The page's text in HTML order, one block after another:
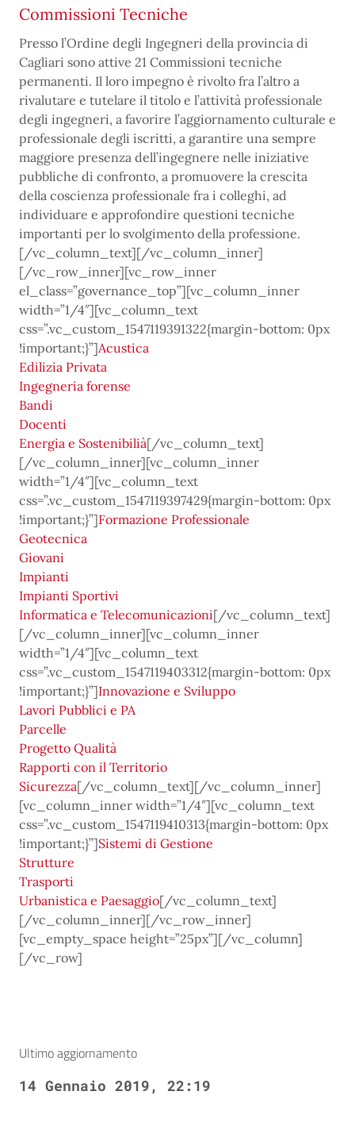
Commissioni Tecniche
Presso l’Ordine degli Ingegneri della provincia di
Cagliari sono attive 21 Commissioni tecniche
permanenti. Il loro impegno è rivolto fra l’altro a
rivalutare e tutelare il titolo e l’attività professionale
degli ingegneri, a favorire l’aggiornamento culturale e
professionale degli iscritti, a garantire una sempre
maggiore presenza dell’ingegnere nelle iniziative
pubbliche di confronto, a promuovere la crescita
della coscienza professionale fra i colleghi, ad
individuare e approfondire questioni tecniche
importanti per lo svolgimento della professione.
[/vc_column_text][/vc_column_inner]
[/vc_row_inner][vc_row_inner
el_class=”governance_top”][vc_column_inner
width=”1/4″][vc_column_text
css=”.vc_custom_1547119391322{margin-bottom: 0px
!important;}”]Acustica
Edilizia Privata
Ingegneria forense
Bandi
Docenti
Energia e Sostenibilià[/vc_column_text]
[/vc_column_inner][vc_column_inner
width=”1/4″][vc_column_text
css=”.vc_custom_1547119397429{margin-bottom: 0px
!important;}”]Formazione Professionale
Geotecnica
Giovani
Impianti
Impianti Sportivi
Informatica e Telecomunicazioni[/vc_column_text]
[/vc_column_inner][vc_column_inner
width=”1/4″][vc_column_text
css=”.vc_custom_1547119403312{margin-bottom: 0px
!important;}”]Innovazione e Sviluppo
Lavori Pubblici e PA
Parcelle
Progetto Qualità
Rapporti con il Territorio
Sicurezza[/vc_column_text][/vc_column_inner]
[vc_column_inner width=”1/4″][vc_column_text
css=”.vc_custom_1547119410313{margin-bottom: 0px
!important;}”]Sistemi di Gestione
Strutture
Trasporti
Urbanistica e Paesaggio[/vc_column_text]
[/vc_column_inner][/vc_row_inner]
[vc_empty_space height=”25px”][/vc_column]
[/vc_row]
Ultimo aggiornamento
14 Gennaio 2019, 22:19